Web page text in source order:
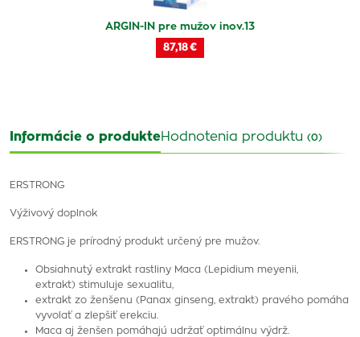
ARGIN-IN pre mužov inov.13
87,18 €
Informácie o produkteHodnotenia produktu (0)
ERSTRONG
Výživový doplnok
ERSTRONG je prírodný produkt určený pre mužov.
Obsiahnutý extrakt rastliny Maca (Lepidium meyenii,
extrakt) stimuluje sexualitu,
extrakt zo ženšenu (Panax ginseng, extrakt) pravého pomáha
vyvolať a zlepšiť erekciu.
Maca aj ženšen pomáhajú udržať optimálnu výdrž.